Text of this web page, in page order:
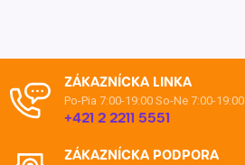
ZÁKAZNÍCKA LINKA
Po-Pia 7:00-19:00 So-Ne 7:00-19:00
+421 2 2211 5551
ZÁKAZNÍCKA PODPORA